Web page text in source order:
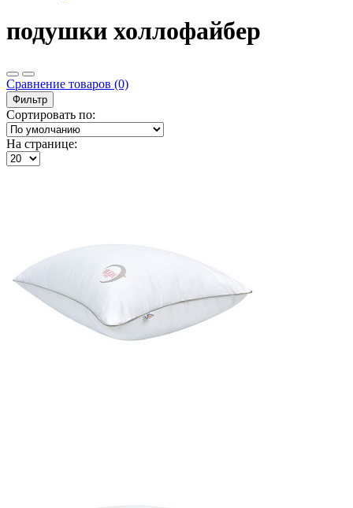
подушки холлофайбер
Сравнение товаров (0)
Фильтр
Сортировать по:
На странице: